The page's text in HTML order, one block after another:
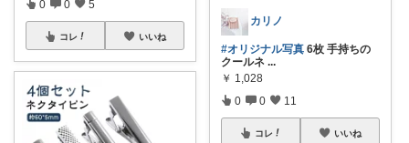
0 0 5
コレ いいね
カリノ
#オリジナル写真 6枚 手持ちの
クールネ ...
￥ 1,028
0 0 11
コレ いいね